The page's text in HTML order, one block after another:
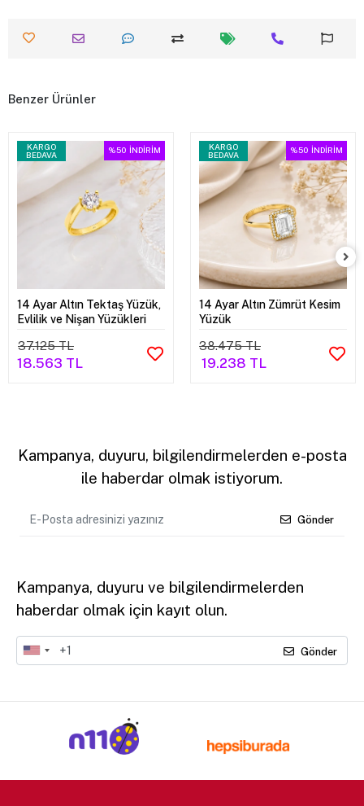
Benzer Ürünler
KARGO
BEDAVA
%50 İNDİRİM
14 Ayar Altın Tektaş Yüzük,
Evlilik ve Nişan Yüzükleri
37.125 TL
18.563 TL
KARGO
BEDAVA
%50 İNDİRİM
14 Ayar Altın Zümrüt Kesim
Yüzük
38.475 TL
19.238 TL
Kampanya, duyuru, bilgilendirmelerden e-posta
ile haberdar olmak istiyorum.
Gönder
Kampanya, duyuru ve bilgilendirmelerden
haberdar olmak için kayıt olun.
Gönder